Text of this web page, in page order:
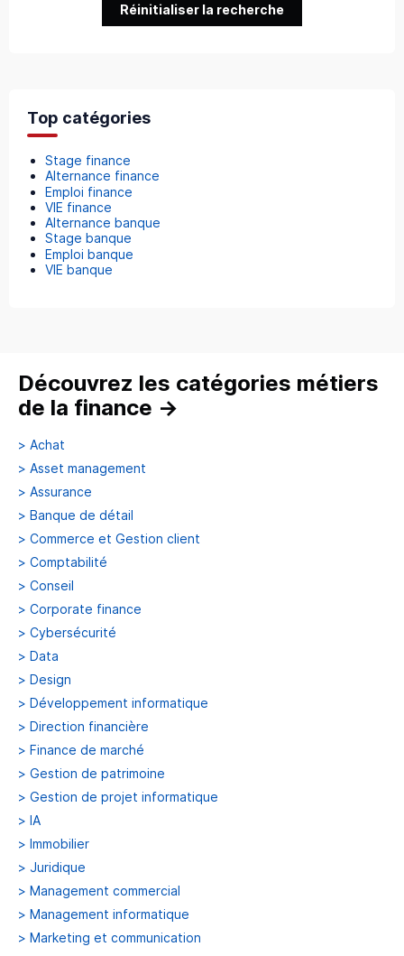
Réinitialiser la recherche
Top catégories
Stage finance
Alternance finance
Emploi finance
VIE finance
Alternance banque
Stage banque
Emploi banque
VIE banque
Découvrez les catégories métiers
de la finance →
> Achat
> Asset management
> Assurance
> Banque de détail
> Commerce et Gestion client
> Comptabilité
> Conseil
> Corporate finance
> Cybersécurité
> Data
> Design
> Développement informatique
> Direction financière
> Finance de marché
> Gestion de patrimoine
> Gestion de projet informatique
> IA
> Immobilier
> Juridique
> Management commercial
> Management informatique
> Marketing et communication